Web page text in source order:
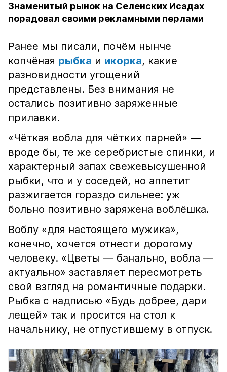
Знаменитый рынок на Селенских Исадах
порадовал своими рекламными перлами
Ранее мы писали, почём нынче
копчёная рыбка и икорка, какие
разновидности угощений
представлены. Без внимания не
остались позитивно заряженные
прилавки.
«Чёткая вобла для чётких парней» —
вроде бы, те же серебристые спинки, и
характерный запах свежевысушенной
рыбки, что и у соседей, но аппетит
разжигается гораздо сильнее: уж
больно позитивно заряжена воблёшка.
Воблу «для настоящего мужика»,
конечно, хочется отнести дорогому
человеку. «Цветы — банально, вобла —
актуально» заставляет пересмотреть
свой взгляд на романтичные подарки.
Рыбка с надписью «Будь добрее, дари
лещей» так и просится на стол к
начальнику, не отпустившему в отпуск.